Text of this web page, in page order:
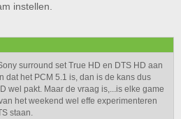
instellen.
surround set True HD en DTS HD aan
dat het PCM 5.1 is, dan is de kans dus
wel pakt. Maar de vraag is,...is elke game
het weekend wel effe experimenteren
staan.